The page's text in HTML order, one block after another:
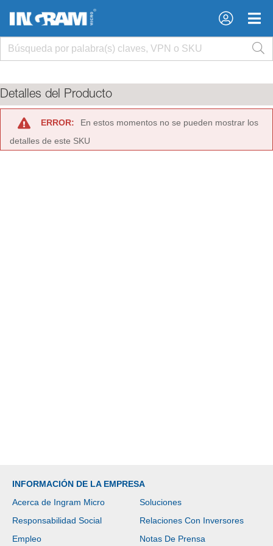
×
×
Detalles del Producto
ERROR:
En estos momentos no se pueden mostrar los
detalles de este SKU
INFORMACIÓN DE LA EMPRESA
Acerca de Ingram Micro
Soluciones
Responsabilidad Social
Relaciones Con Inversores
Empleo
Notas De Prensa